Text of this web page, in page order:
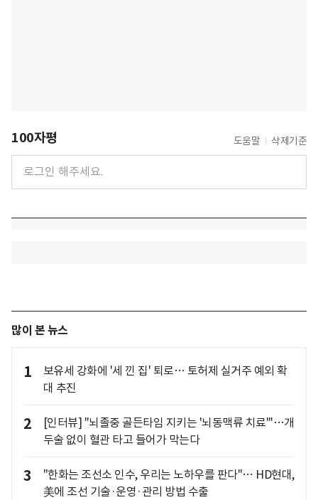
100자평 도움말 삭제기준
많이 본 뉴스
1
보유세 강화에 '세 낀 집' 퇴로… 토허제 실거주 예외 확
대 추진
2
[인터뷰] "뇌졸중 골든타임 지키는 '뇌동맥류 치료'"…개
두술 없이 혈관 타고 들어가 막는다
3
"한화는 조선소 인수, 우리는 노하우를 판다"… HD현대,
美에 조선 기술·운영·관리 방법 수출